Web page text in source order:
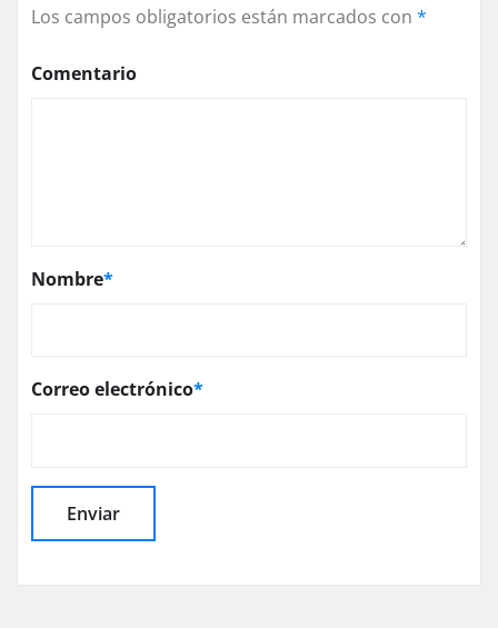
Los campos obligatorios están marcados con *
Comentario
Nombre*
Correo electrónico*